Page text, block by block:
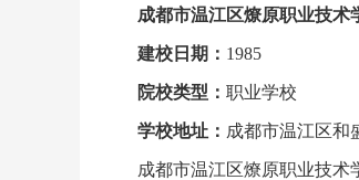
成都市温江区燎原职业技术
建校日期： 1985
院校类型： 职业学校
学校地址： 成都市温江区和
成都市温江区燎原职业技术